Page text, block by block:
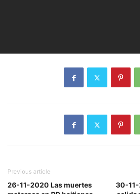
Previous article
26-11-2020 Las muertes
30-